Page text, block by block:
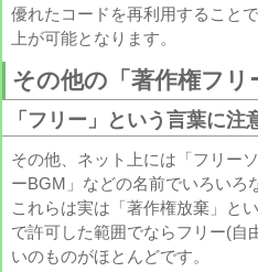
優れたコードを再利用すること
上が可能となります。
その他の「著作権フリ
「フリー」という言葉に注
その他、ネット上には「フリー
ーBGM」などの名前でいろいろ
これらは実は「著作権放棄」と
で許可した範囲でならフリー(自
いのものがほとんどです。